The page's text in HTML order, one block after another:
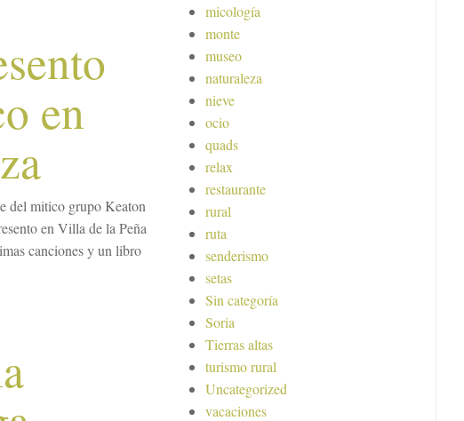
en
del mitico grupo Keaton
en Villa de la Peña
canciones y un libro
micología
monte
museo
naturaleza
nieve
ocio
quads
relax
restaurante
rural
ruta
senderismo
setas
Sin categoría
Soria
Tierras altas
turismo rural
Uncategorized
vacaciones